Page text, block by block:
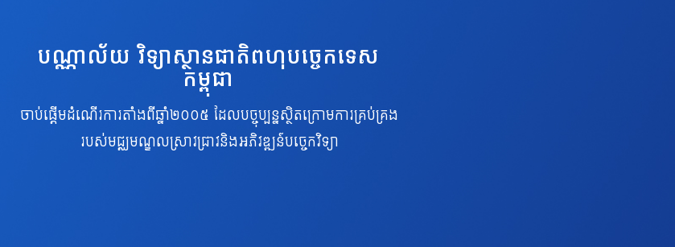
បណ្ណាល័យ វិទ្យាស្ថានជាតិពហុបច្ចេកទេស
កម្ពុជា
ចាប់ផ្តើមដំណើរការតាំងពីឆ្នាំ២០០៥ ដែលបច្ចុប្បន្នស្ថិតក្រោមការគ្រប់គ្រង
របស់មជ្ឈមណ្ឌលស្រាវជ្រាវនិងអភិវឌ្ឍន៍បច្ចេកវិទ្យា